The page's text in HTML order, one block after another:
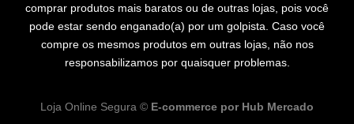
comprar produtos mais baratos ou de outras lojas, pois você
pode estar sendo enganado(a) por um golpista. Caso você
compre os mesmos produtos em outras lojas, não nos
responsabilizamos por quaisquer problemas.
Loja Online Segura © E-commerce por Hub Mercado